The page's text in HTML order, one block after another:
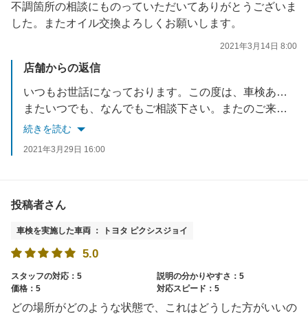
不調箇所の相談にものっていただいてありがとうございま
した。またオイル交換よろしくお願いします。
2021年3月14日 8:00
店舗からの返信
いつもお世話になっております。この度は、車検ありがとうございました。
またいつでも、なんでもご相談下さい。またのご来店を、楽しみにお待ちしております。
続きを読む
2021年3月29日 16:00
投稿者さん
車検を実施した車両 ： トヨタ ピクシスジョイ
5.0
スタッフの対応：5
説明の分かりやすさ：5
価格：5
対応スピード：5
どの場所がどのような状態で、これはどうした方がいいの